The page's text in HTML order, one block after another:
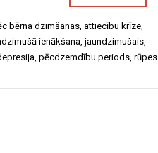
bērna dzimšanas, attiecību krīze,
ienākšana, jaundzimušais,
, pēcdzemdību periods, rūpes